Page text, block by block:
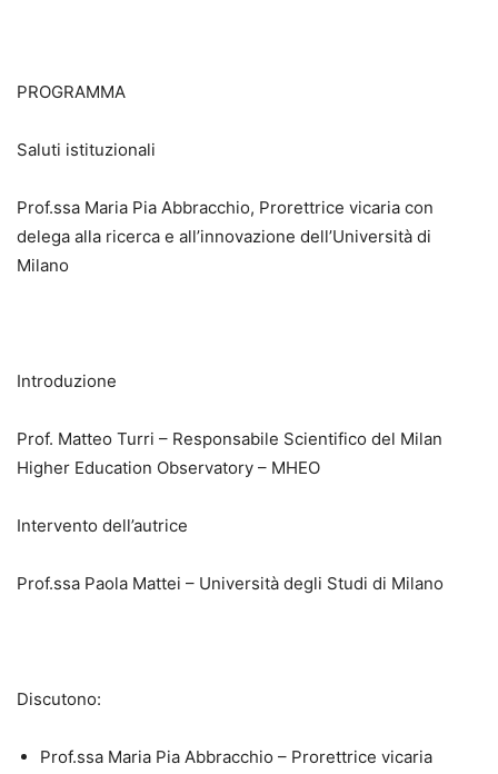
PROGRAMMA
Saluti istituzionali
Prof.ssa Maria Pia Abbracchio, Prorettrice vicaria con
delega alla ricerca e all’innovazione dell’Università di
Milano
Introduzione
Prof. Matteo Turri – Responsabile Scientifico del Milan
Higher Education Observatory – MHEO
Intervento dell’autrice
Prof.ssa Paola Mattei – Università degli Studi di Milano
Discutono:
Prof.ssa Maria Pia Abbracchio – Prorettrice vicaria